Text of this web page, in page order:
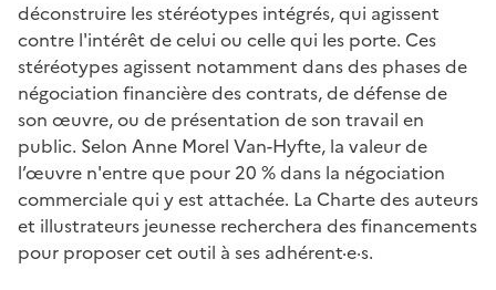
déconstruire les stéréotypes intégrés, qui agissent
contre l'intérêt de celui ou celle qui les porte. Ces
stéréotypes agissent notamment dans des phases de
négociation financière des contrats, de défense de
son œuvre, ou de présentation de son travail en
public. Selon Anne Morel Van-Hyfte, la valeur de
l’œuvre n'entre que pour 20 % dans la négociation
commerciale qui y est attachée. La Charte des auteurs
et illustrateurs jeunesse recherchera des financements
pour proposer cet outil à ses adhérent·e·s.